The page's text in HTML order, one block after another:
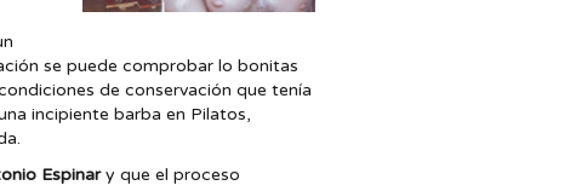
se puede comprobar lo bonitas
de conservación que tenía
incipiente barba en Pilatos,
Espinary que el proceso